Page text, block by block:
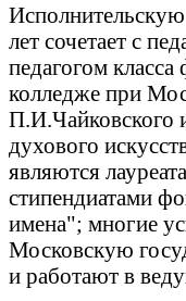
лет сочетает с
педагогом
колледже при
П.И.Чайковского
духового
являются
стипендиатами
имена"; многие
Московскую
и работают в